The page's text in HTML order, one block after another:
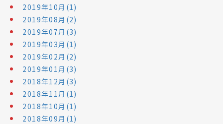
2019年10月(1)
2019年08月(2)
2019年07月(3)
2019年03月(1)
2019年02月(2)
2019年01月(3)
2018年12月(3)
2018年11月(1)
2018年10月(1)
2018年09月(1)